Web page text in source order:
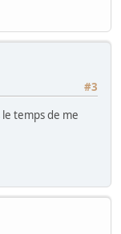
#3
temps de me